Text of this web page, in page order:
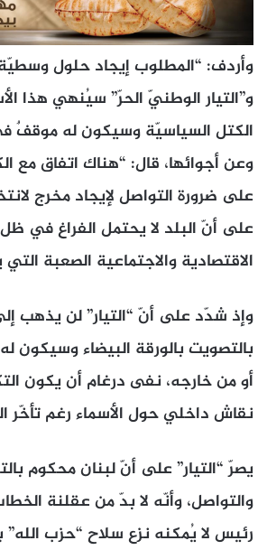
وأردف: “المطلوب إيجاد حلول
و”التيار الوطنيّ الحرّ” سيُنهي هذا
الكتل السياسيّة وسيكون له موقفٌ
وعن أجوائها، قال: “هناك اتفاق مع
على ضرورة التواصل لإيجاد مخرج
على أنّ البلد لا يحتمل الفراغ في ظل
الاقتصادية والاجتماعية الصعبة التي
وإذ شدّد على أنّ “التيار” لن يذهب
بالتصويت بالورقة البيضاء
أو من خارجه، نفى درغام أن يكون
نقاش داخلي حول الأسماء رغم تأخّر
يصرّ “التيار” على أنّ لبنان محكوم
والتواصل، وأنّه لا بدّ من عقلنة
رئيس لا يُمكنه نزع سلاح “حزب الله”